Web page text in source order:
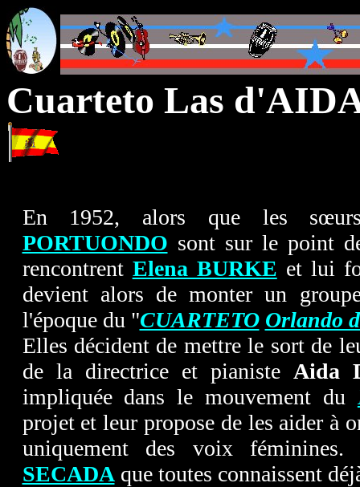
Cuarteto Las
En 1952, alors que les
PORTUONDO sont sur le point
rencontrent Elena BURKE et lui
devient alors de monter un
l'époque du "CUARTETO Orlando
Elles décident de mettre le sort de
de la directrice et pianiste Aida
impliquée dans le mouvement du
projet et leur propose de les aider à
uniquement des voix
SECADAque toutes connaissent